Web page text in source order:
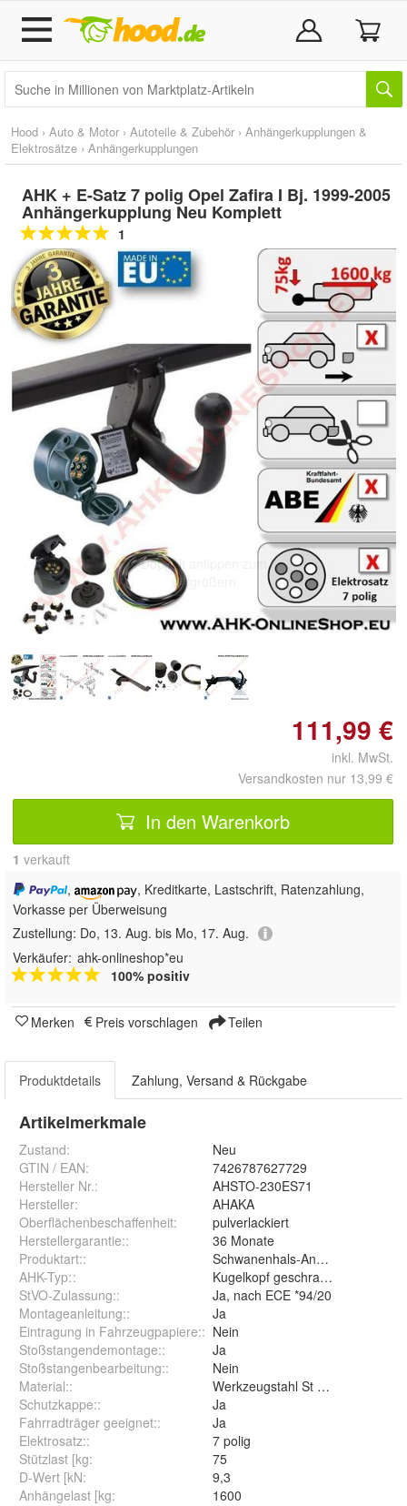
Hood › Auto & Motor › Autoteile & Zubehör › Anhängerkupplungen &
Elektrosätze › Anhängerkupplungen
AHK + E-Satz 7 polig Opel Zafira I Bj. 1999-2005
Anhängerkupplung Neu Komplett
1
Doppelt antippen zum
vergrößern
111,99 €
inkl. MwSt.
Versandkosten nur 13,99 €
In den Warenkorb
1 verkauft
,
, Kreditkarte, Lastschrift, Ratenzahlung,
Vorkasse per Überweisung
Zustellung: Do, 13. Aug. bis Mo, 17. Aug.
Verkäufer: ahk-onlineshop*eu
100% positiv
Merken Preis vorschlagen Teilen
Produktdetails Zahlung, Versand & Rückgabe
Artikelmerkmale
Zustand:
Neu
GTIN / EAN:
7426787627729
Hersteller Nr.:
AHSTO-230ES71
Hersteller:
AHAKA
Oberflächenbeschaffenheit:
pulverlackiert
Herstellergarantie::
36 Monate
Produktart::
Schwanenhals-Anhängerkupplun
AHK-Typ::
Kugelkopf geschraubt (starr)
StVO-Zulassung::
Ja, nach ECE *94/20
Montageanleitung::
Ja
Eintragung in Fahrzeugpapiere:: Nein
Stoßstangendemontage::
Ja
Stoßstangenbearbeitung::
Nein
Material::
Werkzeugstahl St 52-3
Schutzkappe::
Ja
Fahrradträger geeignet::
Ja
Elektrosatz::
7 polig
Stützlast [kg:
75
D-Wert [kN:
9,3
Anhängelast [kg: 1600